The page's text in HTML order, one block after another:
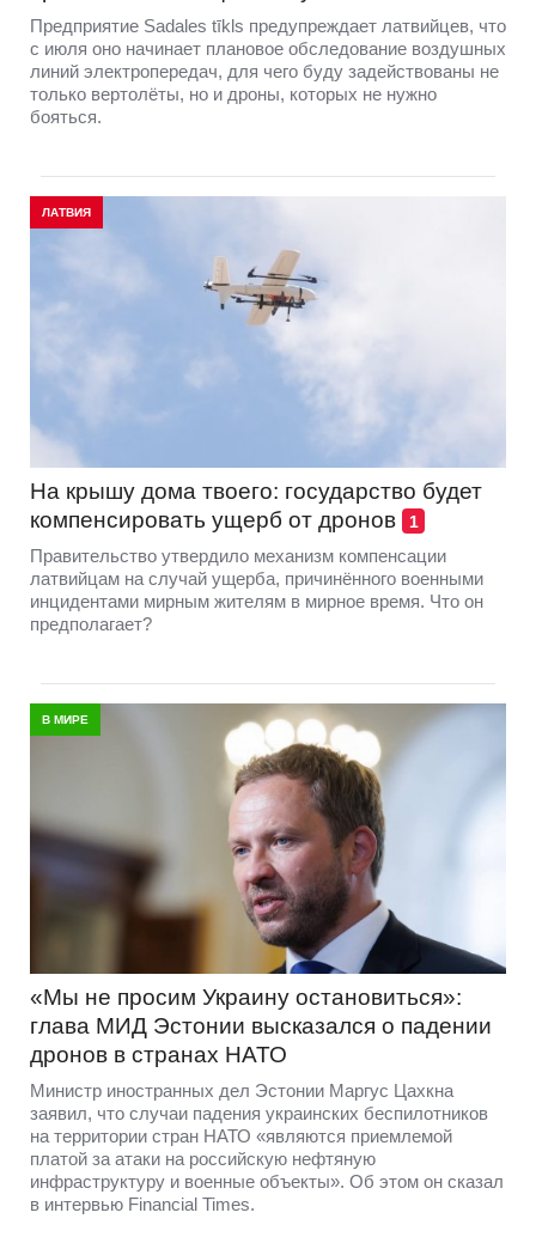
Предприятие Sadales tīkls предупреждает латвийцев, что
с июля оно начинает плановое обследование воздушных
линий электропередач, для чего буду задействованы не
только вертолёты, но и дроны, которых не нужно
бояться.
ЛАТВИЯ
На крышу дома твоего: государство будет
компенсировать ущерб от дронов
1
Правительство утвердило механизм компенсации
латвийцам на случай ущерба, причинённого военными
инцидентами мирным жителям в мирное время. Что он
предполагает?
В МИРЕ
«Мы не просим Украину остановиться»:
глава МИД Эстонии высказался о падении
дронов в странах НАТО
Министр иностранных дел Эстонии Маргус Цахкна
заявил, что случаи падения украинских беспилотников
на территории стран НАТО «являются приемлемой
платой за атаки на российскую нефтяную
инфраструктуру и военные объекты». Об этом он сказал
в интервью Financial Times.